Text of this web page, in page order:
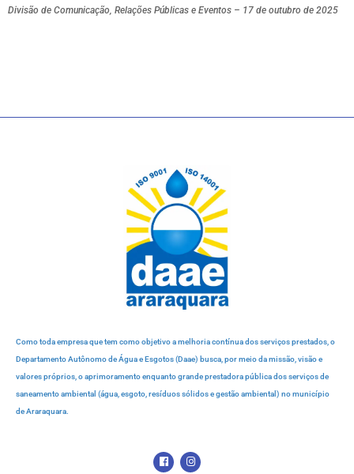
Divisão de Comunicação, Relações Públicas e Eventos – 17 de outubro de 2025
Como toda empresa que tem como objetivo a melhoria contínua dos serviços prestados, o
Departamento Autônomo de Água e Esgotos (Daae) busca, por meio da missão, visão e
valores próprios, o aprimoramento enquanto grande prestadora pública dos serviços de
saneamento ambiental (água, esgoto, resíduos sólidos e gestão ambiental) no município
de Araraquara.